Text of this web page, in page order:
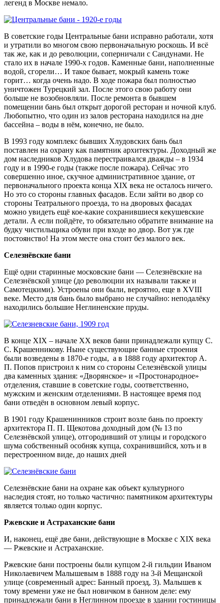
легенд в Москве немало.
В советские годы Центральные бани исправно работали, хотя
и утратили во многом свою первоначальную роскошь. И всё
так же, как и до революции, соперничали с Сандунами. Не
стало их в начале 1990-х годов. Каменные бани, наполненные
водой, сгорели… И такое бывает, мокрый камень тоже
горит… когда очень надо. В ходе пожара был полностью
уничтожен Турецкий зал. После этого свою работу они
больше не возобновляли. После ремонта в бывшем
помещении бань был открыт дорогой ресторан и ночной клуб.
Любопытно, что один из залов ресторана находился на дне
бассейна – воды в нём, конечно, не было.
В 1993 году комплекс бывших Хлудовских бань был
поставлен на охрану как памятник архитектуры. Доходный же
дом наследников Хлудова перестраивался дважды – в 1934
году и в 1990-е годы (также после пожара). Сейчас это
совершенно иное, скучное административное здание, от
первоначального проекта конца XIX века не осталось ничего.
Но это со стороны главных фасадов. Если зайти во двор со
стороны Театрального проезда, то на дворовых фасадах
можно увидеть ещё кое-какие сохранившиеся кекушевские
детали. А если пойдёте, то обязательно обратите внимание на
будку чистильщика обуви при входе во двор. Вот уж где
постоянство! На этом месте она стоит без малого век.
Селезнёвские бани
Ещё одни старинные московские бани — Селезнёвские на
Селезнёвской улице (до революции их называли также и
Самотецкими). Устроены они были, вероятно, еще в XVIII
веке. Место для бань было выбрано не случайно: неподалёку
находились большие Неглиненские пруды.
В конце XIX – начале ХХ веков бани принадлежали купцу С.
С. Крашенникову. Ныне существующие банные строения
были возведены в 1870-е годы, а в 1888 году архитектор А.
П. Попов пристроил к ним со стороны Селезнёвской улицы
два каменных здания: «Дворянское» и «Простонародное»
отделения, ставшие в советские годы, соответственно,
мужским и женским отделениями. В настоящее время под
бани отведён в основном левый корпус.
В 1901 году Крашенинников строит возле бань по проекту
архитектора П. П. Щекотова доходный дом (№ 13 по
Селезнёвской улице), отгородивший от улицы и городского
шума собственный особняк купца, сохранившийся, хоть и в
перестроенном виде, до наших дней
Селезнёвские бани на охране как объект культурного
наследия стоят, но только частично: памятником архитектуры
является только один корпус.
Ржевские и Астраханские бани
И, наконец, ещё две бани, действующие в Москве с XIX века
— Ржевские и Астраханские.
Ржевские бани построены были купцом 2-й гильдии Иваном
Николаевичем Малышевым в 1888 году на 3-й Мещанской
улице (современный адрес: Банный проезд, 3). Малышев к
тому времени уже не был новичком в банном деле: ему
принадлежали бани в Неглинном проезде в здании гостиницы